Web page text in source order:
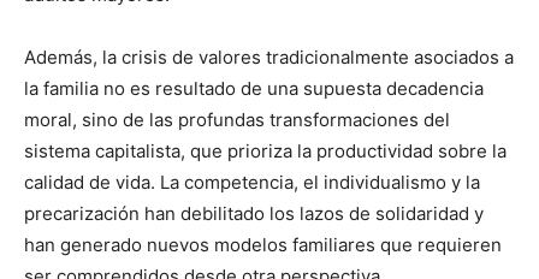
Además, la crisis de valores tradicionalmente asociados a
la familia no es resultado de una supuesta decadencia
moral, sino de las profundas transformaciones del
sistema capitalista, que prioriza la productividad sobre la
calidad de vida. La competencia, el individualismo y la
precarización han debilitado los lazos de solidaridad y
han generado nuevos modelos familiares que requieren